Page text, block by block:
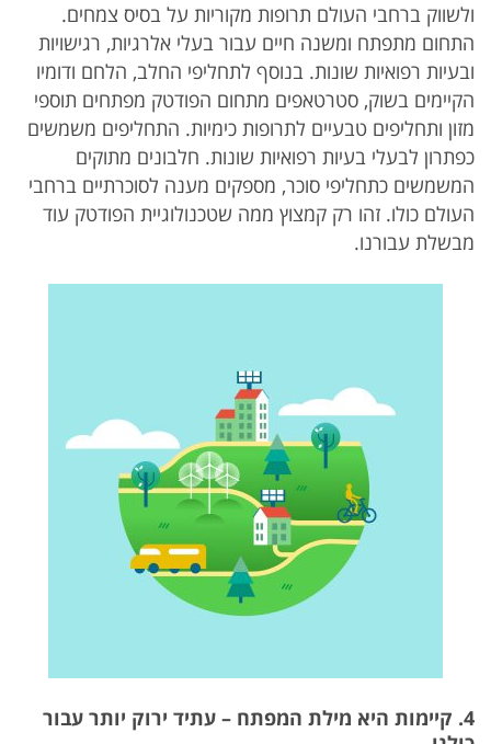
ולשווק ברחבי העולם תרופות מקוריות על בסיס צמחים.
התחום מתפתח ומשנה חיים עבור בעלי אלרגיות, רגישויות
ובעיות רפואיות שונות. בנוסף לתחליפי החלב, הלחם ודומיו
הקיימים בשוק, סטרטאפים מתחום הפודטק מפתחים תוספי
מזון ותחליפים טבעיים לתרופות כימיות. התחליפים משמשים
כפתרון לבעלי בעיות רפואיות שונות. חלבונים מתוקים
המשמשים כתחליפי סוכר, מספקים מענה לסוכרתיים ברחבי
העולם כולו. זהו רק קמצוץ ממה שטכנולוגיית הפודטק עוד
מבשלת עבורנו.
4. קיימות היא מילת המפתח – עתיד ירוק יותר עבור